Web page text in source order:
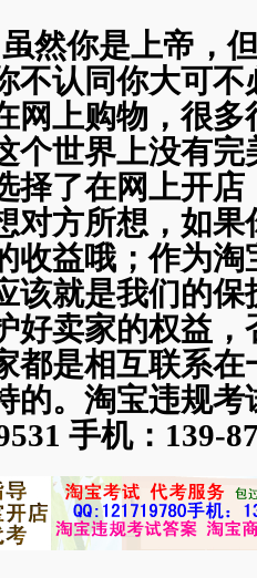
然你是上帝，
不认同你大可不
网上购物，很
个世界上没有完
择了在网上开
对方所想，如果
收益哦；作为淘
该就是我们的
好卖家的权益
都是相互联系在
的。淘宝违规考
手机：139-